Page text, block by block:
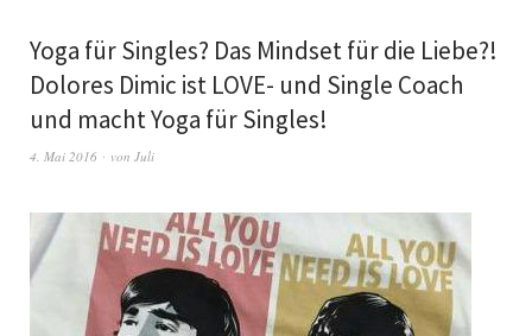
Yoga für Singles? Das Mindset für die Liebe?!
Dolores Dimic ist LOVE- und Single Coach
und macht Yoga für Singles!
4. Mai 2016 von Juli